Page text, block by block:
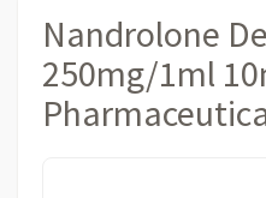
Nandrolone
250mg/1ml